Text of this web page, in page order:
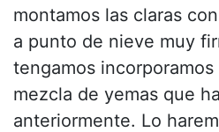
montamos las claras
a punto de nieve muy
tengamos
mezcla de yemas que
anteriormente. Lo